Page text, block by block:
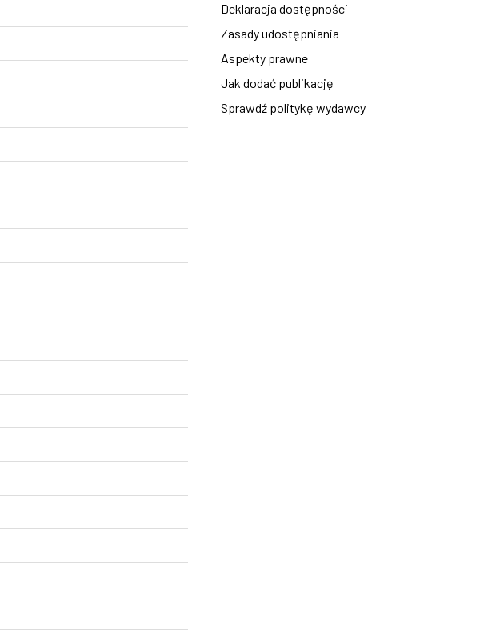
Deklaracja dostępności
Zasady udostępniania
Aspekty prawne
Jak dodać publikację
Sprawdź politykę wydawcy